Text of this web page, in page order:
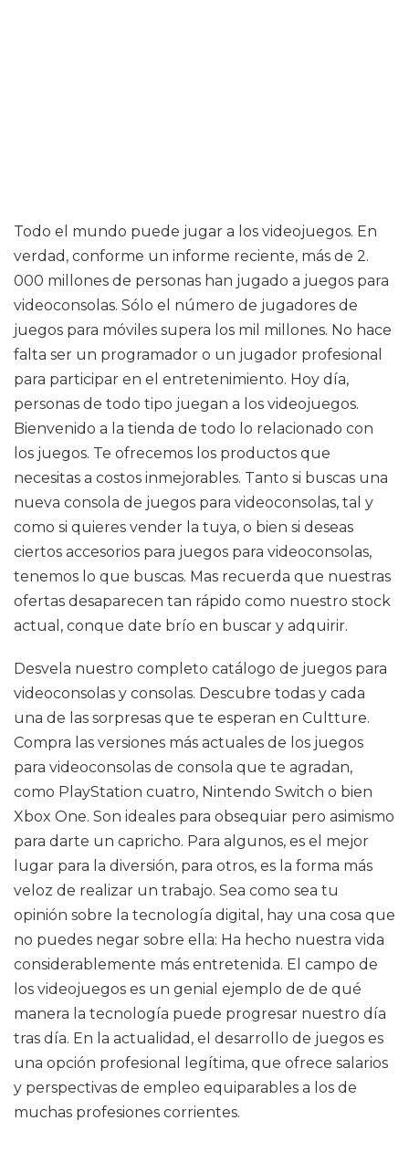
Todo el mundo puede jugar a los videojuegos. En
verdad, conforme un informe reciente, más de 2.
000 millones de personas han jugado a juegos para
videoconsolas. Sólo el número de jugadores de
juegos para móviles supera los mil millones. No hace
falta ser un programador o un jugador profesional
para participar en el entretenimiento. Hoy día,
personas de todo tipo juegan a los videojuegos.
Bienvenido a la tienda de todo lo relacionado con
los juegos. Te ofrecemos los productos que
necesitas a costos inmejorables. Tanto si buscas una
nueva consola de juegos para videoconsolas, tal y
como si quieres vender la tuya, o bien si deseas
ciertos accesorios para juegos para videoconsolas,
tenemos lo que buscas. Mas recuerda que nuestras
ofertas desaparecen tan rápido como nuestro stock
actual, conque date brío en buscar y adquirir.
Desvela nuestro completo catálogo de juegos para
videoconsolas y consolas. Descubre todas y cada
una de las sorpresas que te esperan en Cultture.
Compra las versiones más actuales de los juegos
para videoconsolas de consola que te agradan,
como PlayStation cuatro, Nintendo Switch o bien
Xbox One. Son ideales para obsequiar pero asimismo
para darte un capricho. Para algunos, es el mejor
lugar para la diversión, para otros, es la forma más
veloz de realizar un trabajo. Sea como sea tu
opinión sobre la tecnología digital, hay una cosa que
no puedes negar sobre ella: Ha hecho nuestra vida
considerablemente más entretenida. El campo de
los videojuegos es un genial ejemplo de de qué
manera la tecnología puede progresar nuestro día
tras día. En la actualidad, el desarrollo de juegos es
una opción profesional legítima, que ofrece salarios
y perspectivas de empleo equiparables a los de
muchas profesiones corrientes.